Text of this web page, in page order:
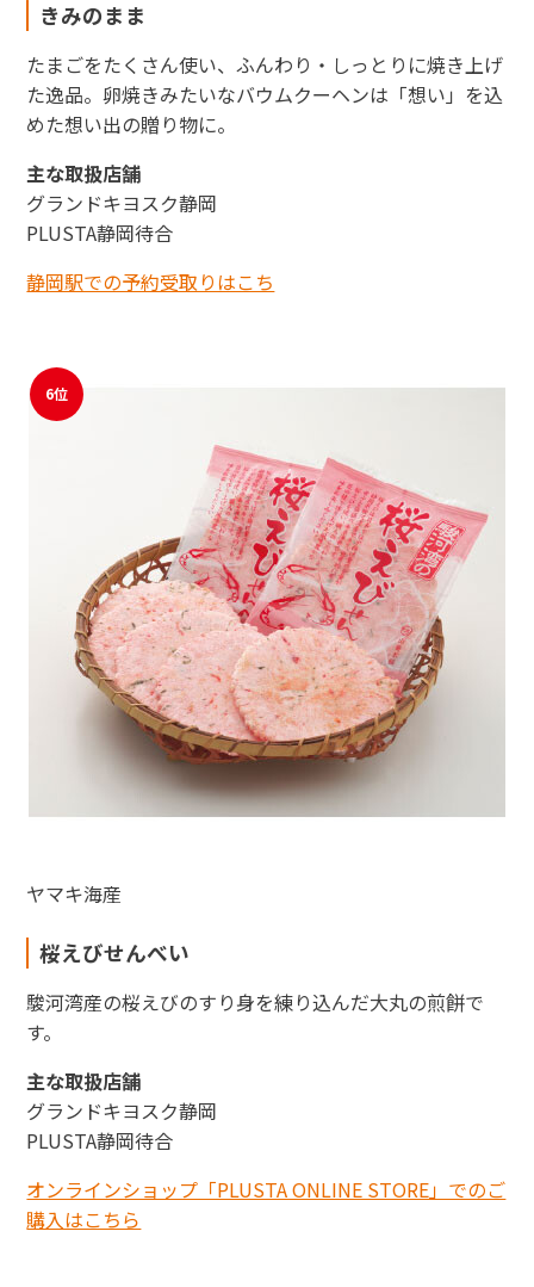
きみのまま
たまごをたくさん使い、ふんわり・しっとりに焼き上げ
た逸品。卵焼きみたいなバウムクーヘンは「想い」を込
めた想い出の贈り物に。
主な取扱店舗
グランドキヨスク静岡
PLUSTA静岡待合
静岡駅での予約受取りはこち
6位
ヤマキ海産
桜えびせんべい
駿河湾産の桜えびのすり身を練り込んだ大丸の煎餅で
す。
主な取扱店舗
グランドキヨスク静岡
PLUSTA静岡待合
オンラインショップ「PLUSTA ONLINE STORE」でのご
購入はこちら